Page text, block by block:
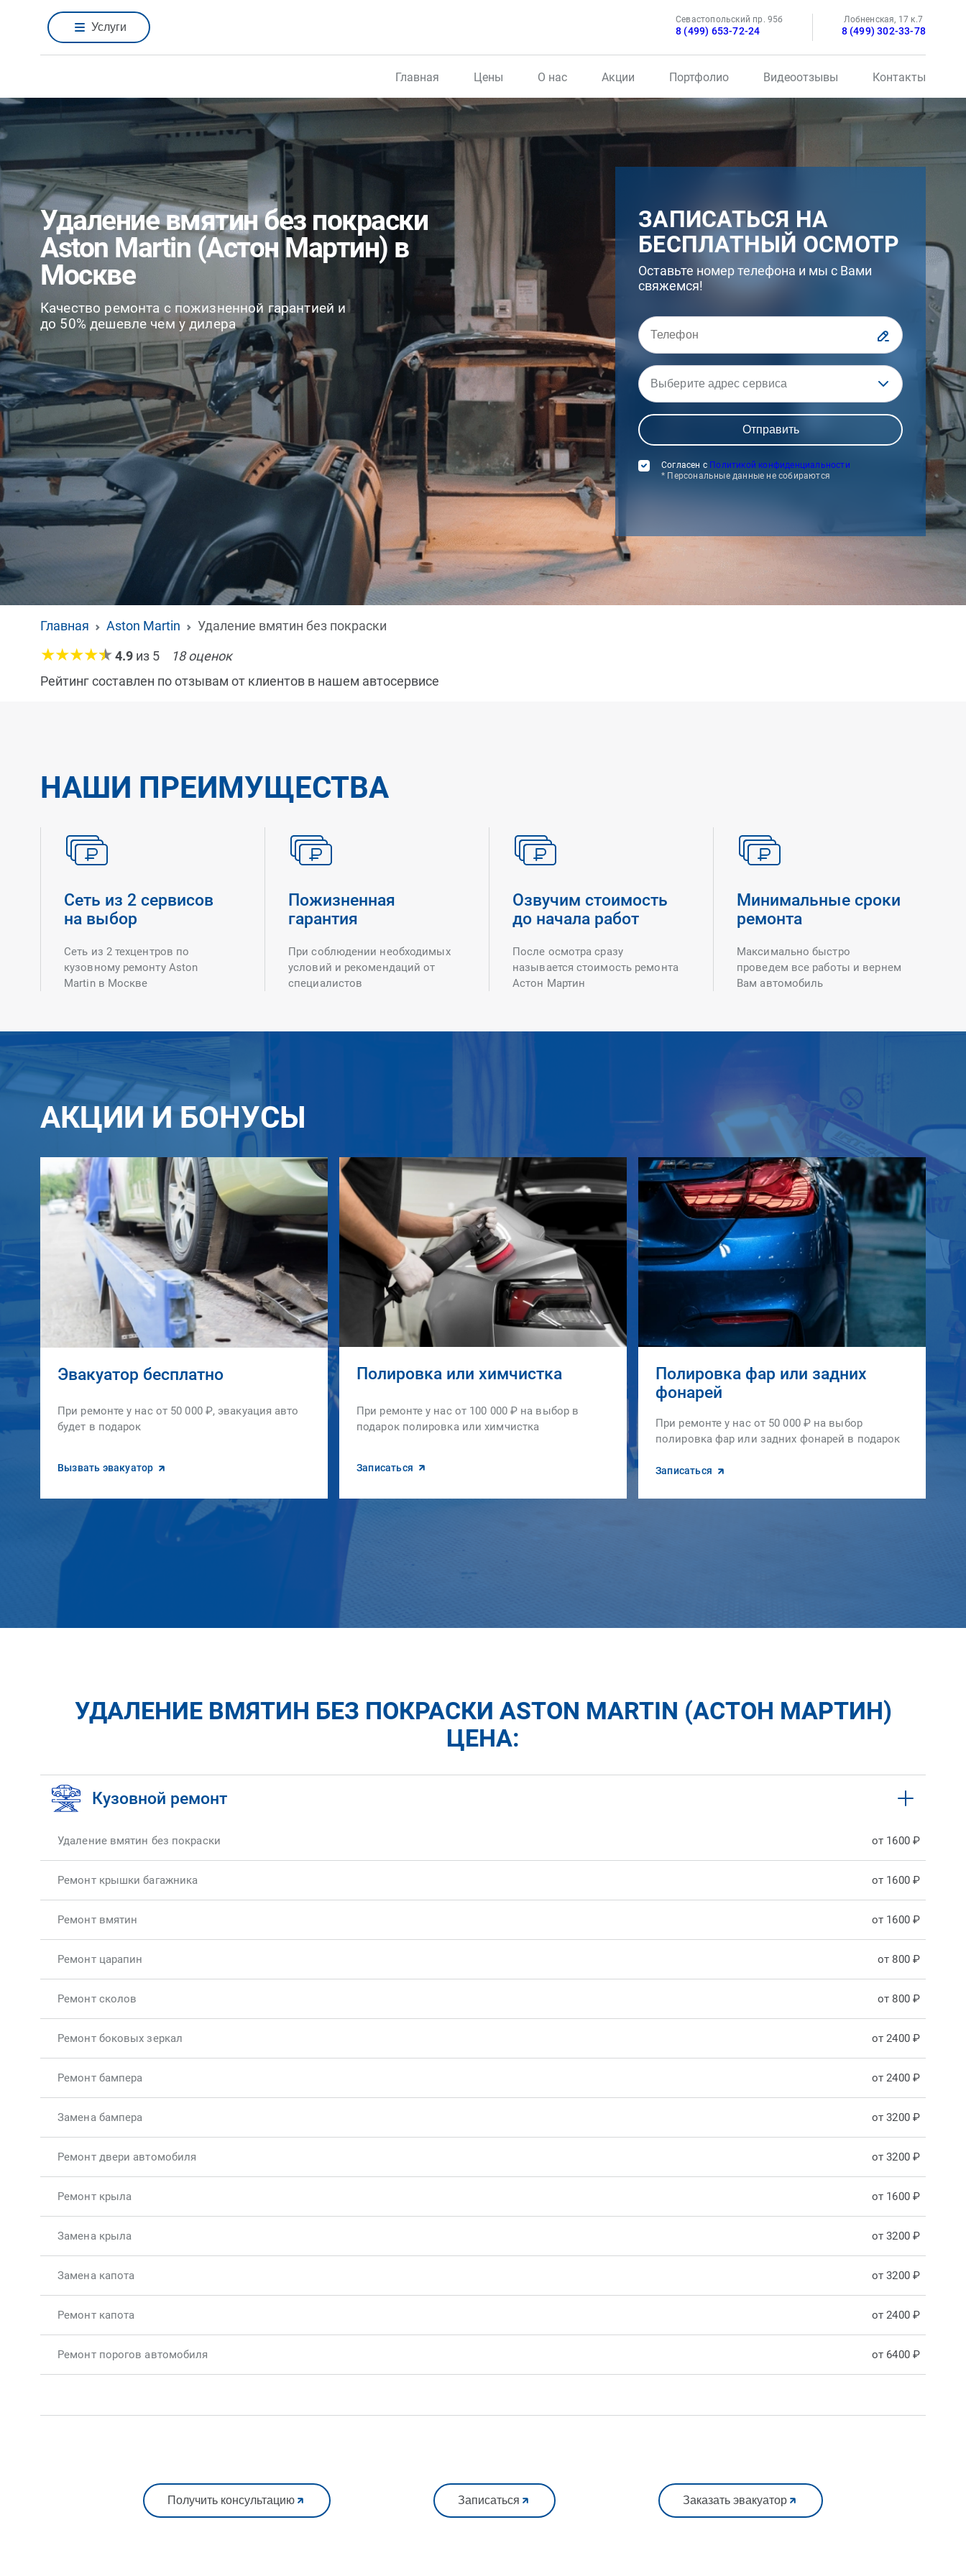
Услуги
Севастопольский пр. 95б
8 (499) 653-72-24
Лобненская, 17 к.7
8 (499) 302-33-78
Главная Цены О нас Акции Портфолио Видеоотзывы Контакты
Удаление вмятин без покраски
Aston Martin (Астон Мартин) в
Москве
Качество ремонта с пожизненной гарантией и
до 50% дешевле чем у дилера
ЗАПИСАТЬСЯ НА
БЕСПЛАТНЫЙ ОСМОТР
Оставьте номер телефона и мы с Вами
свяжемся!
Выберите адрес сервиса
Согласен с Политикой конфиденциальности
* Персональные данные не собираются
Главная Aston Martin
Удаление вмятин без покраски
4.9 из 5 18оценок
Рейтинг составлен по отзывам от клиентов в нашем автосервисе
НАШИ ПРЕИМУЩЕСТВА
Сеть из 2 сервисов
на выбор
Сеть из 2 техцентров по
кузовному ремонту Aston
Martin в Москве
Пожизненная
гарантия
При соблюдении необходимых
условий и рекомендаций от
специалистов
Озвучим стоимость
до начала работ
После осмотра сразу
называется стоимость ремонта
Астон Мартин
Минимальные сроки
ремонта
Максимально быстро
проведем все работы и вернем
Вам автомобиль
АКЦИИ И БОНУСЫ
Эвакуатор бесплатно
При ремонте у нас от 50 000 ₽, эвакуация авто
будет в подарок
Вызвать эвакуатор
Полировка или химчистка
При ремонте у нас от 100 000 ₽ на выбор в
подарок полировка или химчистка
Записаться
Полировка фар или задних
фонарей
При ремонте у нас от 50 000 ₽ на выбор
полировка фар или задних фонарей в подарок
Записаться
УДАЛЕНИЕ ВМЯТИН БЕЗ ПОКРАСКИ ASTON MARTIN (АСТОН МАРТИН)
ЦЕНА:
Кузовной ремонт
Удаление вмятин без покраски от 1600 ₽
Ремонт крышки багажника от 1600 ₽
Ремонт вмятин от 1600 ₽
Ремонт царапин от 800 ₽
Ремонт сколов от 800 ₽
Ремонт боковых зеркал от 2400 ₽
Ремонт бампера от 2400 ₽
Замена бампера от 3200 ₽
Ремонт двери автомобиля от 3200 ₽
Ремонт крыла от 1600 ₽
Замена крыла от 3200 ₽
Замена капота от 3200 ₽
Ремонт капота от 2400 ₽
Ремонт порогов автомобиля от 6400 ₽
Получить консультацию Записаться Заказать эвакуатор